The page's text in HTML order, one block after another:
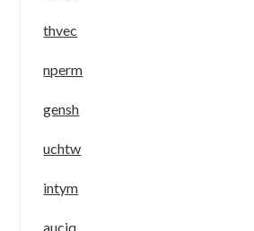
thvec
nperm
gensh
uchtw
intym
auciq